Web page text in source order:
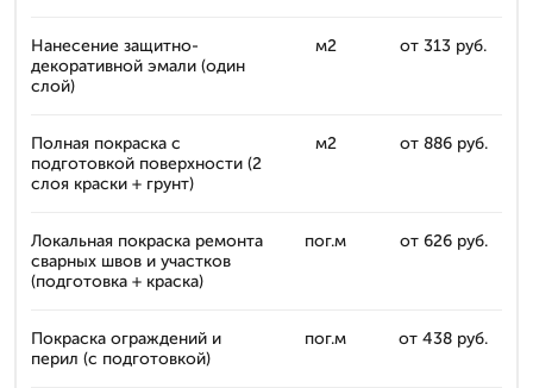
Нанесение защитно-
декоративной эмали (один
слой)
м2 от 313 руб.
Полная покраска с
подготовкой поверхности (2
слоя краски + грунт)
м2 от 886 руб.
Локальная покраска ремонта
сварных швов и участков
(подготовка + краска)
пог.м от 626 руб.
Покраска ограждений и
перил (с подготовкой)
пог.м от 438 руб.